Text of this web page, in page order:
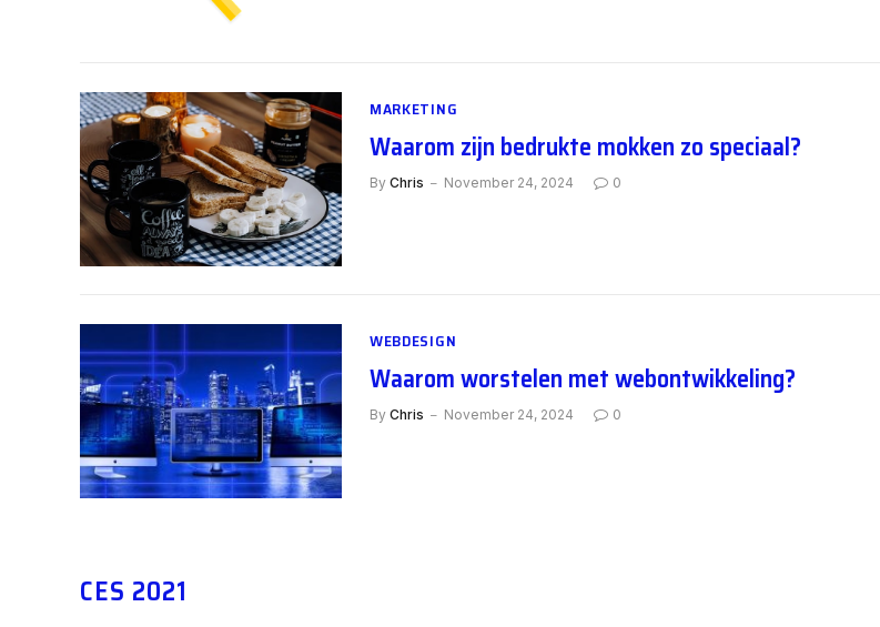
MARKETING
Waarom zijn bedrukte mokken zo speciaal?
By Chris November 24, 2024 0
WEBDESIGN
Waarom worstelen met webontwikkeling?
By Chris November 24, 2024 0
CES 2021